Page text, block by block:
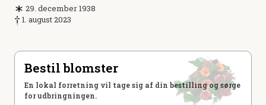
29. december 1938
1. august 2023
Bestil blomster
En lokal forretning vil tage sig af din bestilling og sørge
for udbringningen.